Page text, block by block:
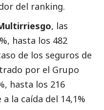
del ranking.
, las
hasta los 482
de los seguros de
por el Grupo
hasta los 216
la caída del 14,1%